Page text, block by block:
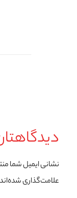
نشانی ایمیل شما
علامت‌گذاری شده‌اند